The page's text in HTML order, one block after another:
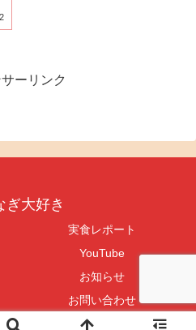
ーリンク
実食レポート
YouTube
お知らせ
お問い合わせ